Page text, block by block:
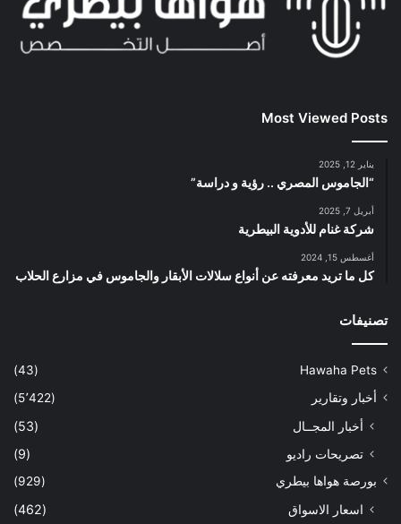
Most Viewed Posts
يناير 12, 2025
“الجاموس المصري .. رؤية و دراسة”
أبريل 7, 2025
شركة غنام للأدوية البيطرية
أغسطس 15, 2024
كل ما تريد معرفته عن أنواع سلالات الأبقار والجاموس في مزارع الحلاب
تصنيفات
Hawaha Pets
(43)
أخبار وتقارير
(5٬422)
أخبار المجــال
(53)
تصريحات راديو
(9)
بورصة هواها بيطري (929)
اسعار الاسواق
(462)